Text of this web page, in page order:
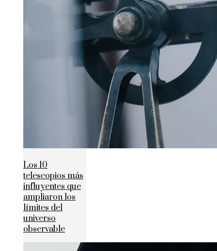
Los 10
telescopios más
influyentes que
ampliaron los
límites del
universo
observable